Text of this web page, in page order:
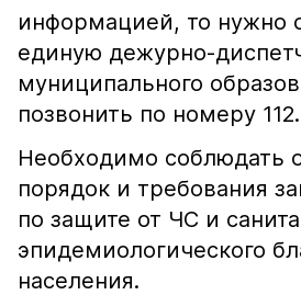
информацией, то нужно
единую дежурно-
муниципального
позвонить по номеру 112.
Необходимо соблюдать
порядок и требования
по защите от ЧС и
эпидемиологического
населения.